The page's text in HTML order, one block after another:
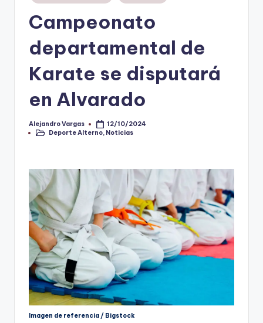
V
en
Campeonato
departamental de
Karate se disputará
en Alvarado
Publicado
por
Alejandro Vargas
12/10/2024
Publicado
Deporte Alterno Noticias
Imagen de referencia / Bigstock